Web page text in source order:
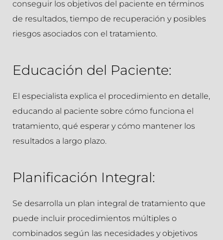
conseguir los objetivos del paciente en términos
de resultados, tiempo de recuperación y posibles
riesgos asociados con el tratamiento.
Educación del Paciente:
El especialista explica el procedimiento en detalle,
educando al paciente sobre cómo funciona el
tratamiento, qué esperar y cómo mantener los
resultados a largo plazo.
Planificación Integral:
Se desarrolla un plan integral de tratamiento que
puede incluir procedimientos múltiples o
combinados según las necesidades y objetivos